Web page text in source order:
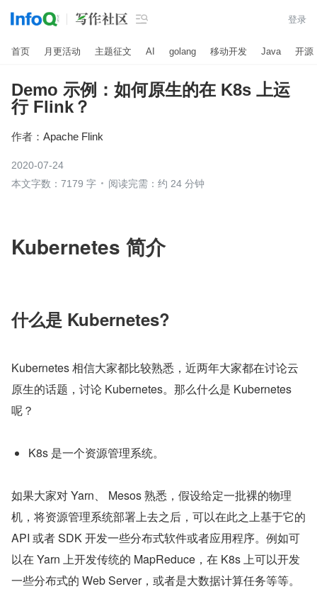
 登录
首页 月更活动 主题征文 AI golang 移动开发 Java 开源
Demo 示例：如何原生的在 K8s 上运
行 Flink？
作者： Apache Flink
2020-07-24
本文字数：7179 字
阅读完需：约 24 分钟
Kubernetes 简介
什么是 Kubernetes?
Kubernetes 相信大家都比较熟悉，近两年大家都在讨论云
原生的话题，讨论 Kubernetes。那么什么是 Kubernetes
呢？
K8s 是一个资源管理系统。
如果大家对 Yarn、 Mesos 熟悉，假设给定一批裸的物理
机，将资源管理系统部署上去之后，可以在此之上基于它的
API 或者 SDK 开发一些分布式软件或者应用程序。例如可
以在 Yarn 上开发传统的 MapReduce，在 K8s 上可以开发
一些分布式的 Web Server，或者是大数据计算任务等等。